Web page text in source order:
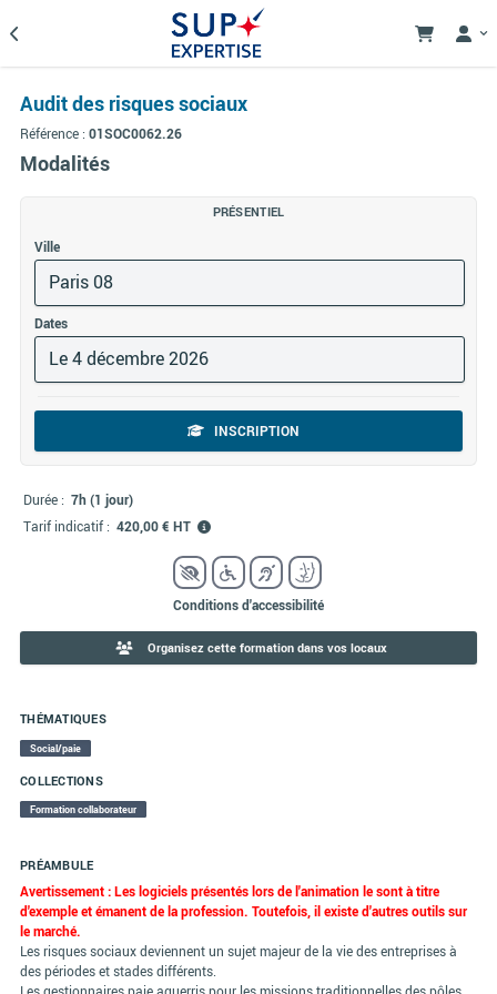
THÉMATIQUES
Social/paie
COLLECTIONS
Formation collaborateur
PRÉAMBULE
Avertissement :Les logiciels présentés lors de l'animation le sont à titre
d'exemple et émanent de la profession. Toutefois, il existe d'autres outils sur
le marché.
Les risques sociaux deviennent un sujet majeur de la vie des entreprises à
des périodes et stades différents.
Audit des risques sociaux
Référence : 01SOC0062.26
Modalités
PRÉSENTIEL
Ville
Paris 08
Dates
Le 4 décembre 2026
INSCRIPTION
Durée : 7h (1 jour)
Tarif indicatif : 420,00 € HT
Conditions d'accessibilité
Organisez cette formation dans vos locaux